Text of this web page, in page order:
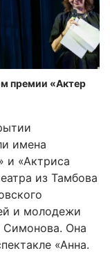
премии «Актер
имена
и «Актриса
из Тамбова
и молодежи
Симонова. Она
«Анна.